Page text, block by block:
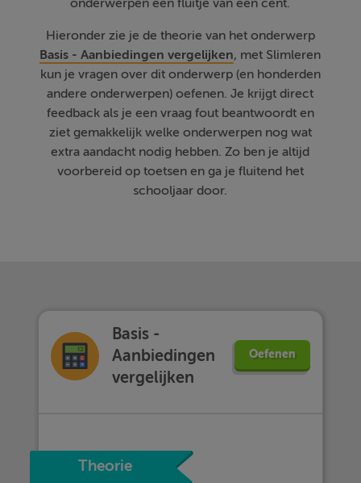
onderwerpen een fluitje van een cent.
Hieronder zie je de theorie van het onderwerp
Basis - Aanbiedingen vergelijken, met Slimleren
kun je vragen over dit onderwerp (en honderden
andere onderwerpen) oefenen. Je krijgt direct
feedback als je een vraag fout beantwoordt en
ziet gemakkelijk welke onderwerpen nog wat
extra aandacht nodig hebben. Zo ben je altijd
voorbereid op toetsen en ga je fluitend het
schooljaar door.
Basis -
Aanbiedingen
vergelijken
Oefenen
Theorie